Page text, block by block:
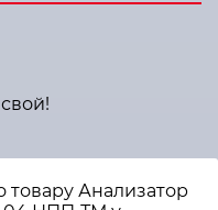
товару Анализатор